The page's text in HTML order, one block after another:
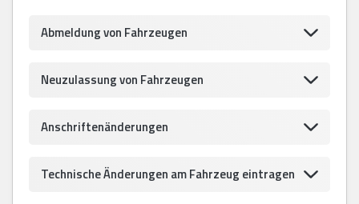
Abmeldung von Fahrzeugen
Neuzulassung von Fahrzeugen
Anschriftenänderungen
Technische Änderungen am Fahrzeug eintragen